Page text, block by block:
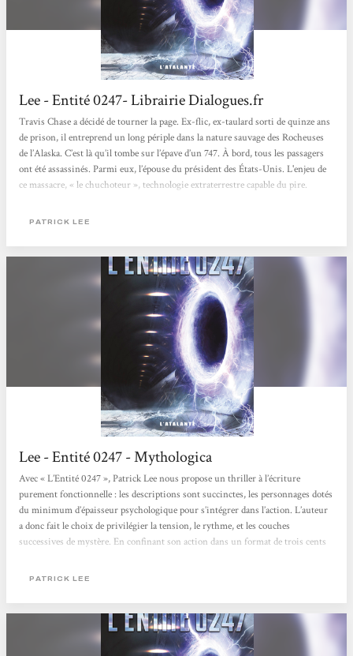
Lee - Entité 0247- Librairie Dialogues.fr
Travis Chase a décidé de tourner la page. Ex-flic, ex-taulard sorti de quinze ans
de prison, il entreprend un long périple dans la nature sauvage des Rocheuses
de l’Alaska. C’est là qu’il tombe sur l’épave d’un 747. À bord, tous les passagers
ont été assassinés. Parmi eux, l’épouse du président des États-Unis. L'enjeu de
ce massacre, « le chuchoteur », technologie extraterrestre capable du pire.
Scénario catastrophe classique !!! Mené de...
PATRICK LEE
Lee - Entité 0247 - Mythologica
Avec « L’Entité 0247 », Patrick Lee nous propose un thriller à l’écriture
purement fonctionnelle : les descriptions sont succinctes, les personnages dotés
du minimum d’épaisseur psychologique pour s’intégrer dans l’action. L’auteur
a donc fait le choix de privilégier la tension, le rythme, et les couches
successives de mystère. En confinant son action dans un format de trois cents
il a su conserver la densité de son intrigue et éviter tout temps mort. Malgré...
PATRICK LEE